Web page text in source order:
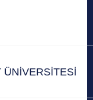
ÜNİVERSİTESİ